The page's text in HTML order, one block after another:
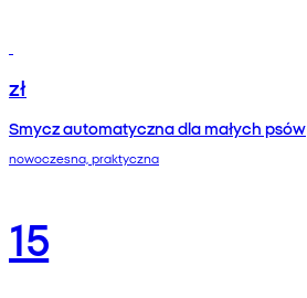
zł
Smycz automatyczna dla małych psów
nowoczesna, praktyczna
15